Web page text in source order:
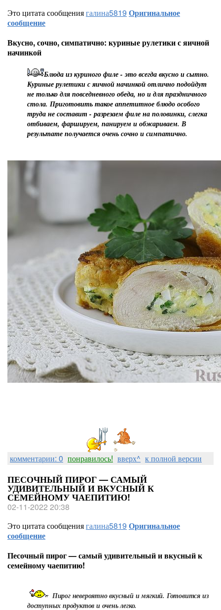
Это цитата сообщениягалина5819 Оригинальное
сообщение
Вкусно, сочно, симпатично: куриные рулетики с яичной
начинкой
Блюда из куриного филе - это всегда вкусно и сытно.
Куриные рулетики с яичной начинкой отлично подойдут
не только для повседневного обеда, но и для праздничного
стола. Приготовить такое аппетитное блюдо особого
труда не составит - разрезаем филе на половинки, слегка
отбиваем, фаршируем, панируем и обжариваем. В
результате получается очень сочно и симпатично.
комментарии: 0 понравилось! вверх^ к полной версии
ПЕСОЧНЫЙ ПИРОГ — САМЫЙ
УДИВИТЕЛЬНЫЙ И ВКУСНЫЙ К
СЕМЕЙНОМУ ЧАЕПИТИЮ!
02-11-2022 20:38
Это цитата сообщениягалина5819 Оригинальное
сообщение
Песочный пирог — самый удивительный и вкусный к
семейному чаепитию!
Пирог невероятно вкусный и мягкий. Готовится из
доступных продуктов и очень легко.